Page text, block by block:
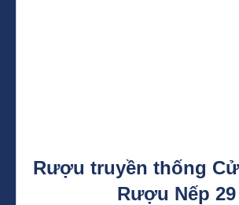
Rượu truyền thống
Rượu Nếp 29